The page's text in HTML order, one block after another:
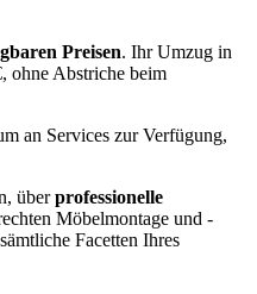
Preisen. Ihr Umzug in
ohne Abstriche beim
an Services zur Verfügung,
überprofessionelle
Möbelmontage und -
Facetten Ihres